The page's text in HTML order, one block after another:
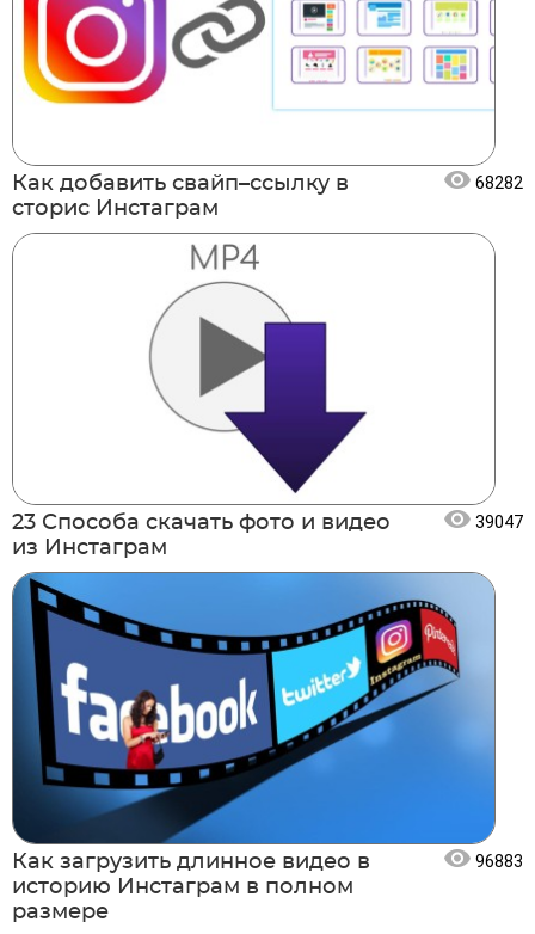
Как добавить свайп–ссылку в
сторис Инстаграм
68282
23 Способа скачать фото и видео
из Инстаграм
39047
Как загрузить длинное видео в
историю Инстаграм в полном
размере
96883